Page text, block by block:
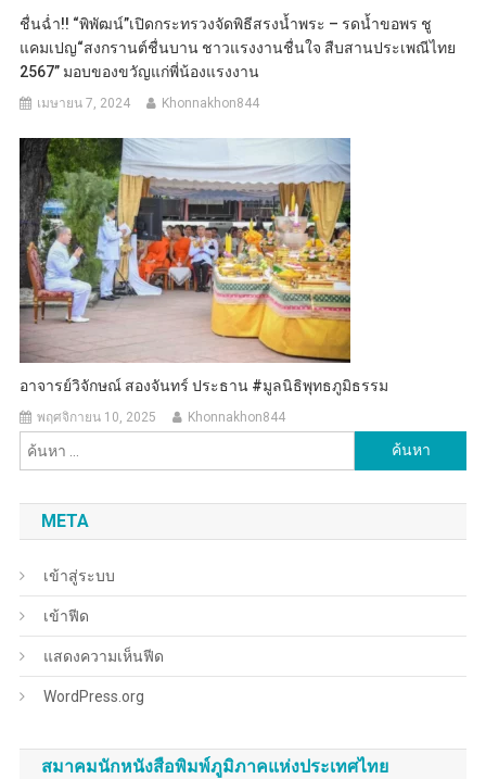
ชื่นฉ่ำ!! “พิพัฒน์”เปิดกระทรวงจัดพิธีสรงน้ำพระ – รดน้ำขอพร ชู
แคมเปญ“สงกรานต์ชื่นบาน ชาวแรงงานชื่นใจ สืบสานประเพณีไทย
2567” มอบของขวัญแก่พี่น้องแรงงาน
เมษายน 7, 2024 Khonnakhon844
อาจารย์วิจักษณ์ สองจันทร์ ประธาน #มูลนิธิพุทธภูมิธรรม
พฤศจิกายน 10, 2025 Khonnakhon844
สำหรับ:
META
เข้าสู่ระบบ
เข้าฟีด
แสดงความเห็นฟีด
WordPress.org
สมาคมนักหนังสือพิมพ์ภูมิภาคแห่งประเทศไทย